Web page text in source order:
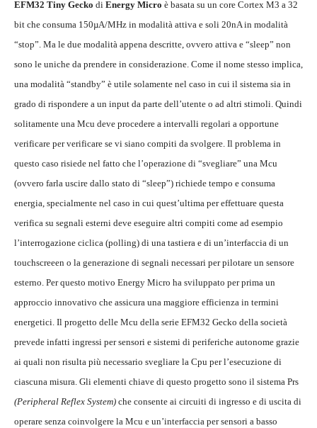
EFM32 Tiny Gecko di Energy Micro è basata su un core Cortex M3 a 32
bit che consuma 150µA/MHz in modalità attiva e soli 20nA in modalità
“stop”. Ma le due modalità appena descritte, ovvero attiva e “sleep” non
sono le uniche da prendere in considerazione. Come il nome stesso implica,
una modalità “standby” è utile solamente nel caso in cui il sistema sia in
grado di rispondere a un input da parte dell’utente o ad altri stimoli. Quindi
solitamente una Mcu deve procedere a intervalli regolari a opportune
verificare per verificare se vi siano compiti da svolgere. Il problema in
questo caso risiede nel fatto che l’operazione di “svegliare” una Mcu
(ovvero farla uscire dallo stato di “sleep”) richiede tempo e consuma
energia, specialmente nel caso in cui quest’ultima per effettuare questa
verifica su segnali esterni deve eseguire altri compiti come ad esempio
l’interrogazione ciclica (polling) di una tastiera e di un’interfaccia di un
touchscreeen o la generazione di segnali necessari per pilotare un sensore
esterno. Per questo motivo Energy Micro ha sviluppato per prima un
approccio innovativo che assicura una maggiore efficienza in termini
energetici. Il progetto delle Mcu della serie EFM32 Gecko della società
prevede infatti ingressi per sensori e sistemi di periferiche autonome grazie
ai quali non risulta più necessario svegliare la Cpu per l’esecuzione di
ciascuna misura. Gli elementi chiave di questo progetto sono il sistema Prs
(Peripheral Reflex System) che consente ai circuiti di ingresso e di uscita di
operare senza coinvolgere la Mcu e un’interfaccia per sensori a basso